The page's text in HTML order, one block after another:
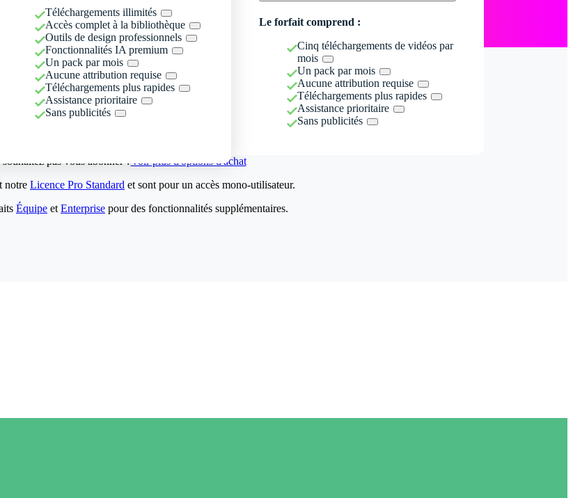
Téléchargements illimités
Accès complet à la bibliothèque
Outils de design professionnels
Fonctionnalités IA premium
Un pack par mois
Aucune attribution requise
Téléchargements plus rapides
Assistance prioritaire
Sans publicités
Le forfait comprend :
Cinq téléchargements de vidéos par
mois
Un pack par mois
Aucune attribution requise
Téléchargements plus rapides
Assistance prioritaire
Sans publicités
pas vous abonner ?Voir plus d'options d'achat
notre Licence Pro Standard et sont pour un accès mono-utilisateur.
Équipe et Enterprise pour des fonctionnalités supplémentaires.